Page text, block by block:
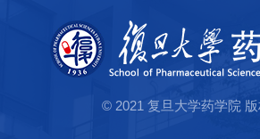
© 2021 复旦大学药学院